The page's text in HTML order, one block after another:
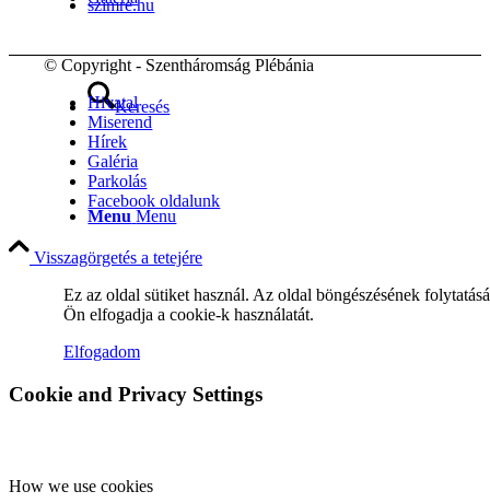
Keresés
Menu Menu
szimre.hu
© Copyright - Szentháromság Plébánia
Hivatal
Miserend
Hírek
Galéria
Parkolás
Facebook oldalunk
Visszagörgetés a tetejére
Ez az oldal sütiket használ. Az oldal böngészésének
Ön elfogadja a cookie-k használatát.
Elfogadom
Cookie and Privacy Settings
How we use cookies